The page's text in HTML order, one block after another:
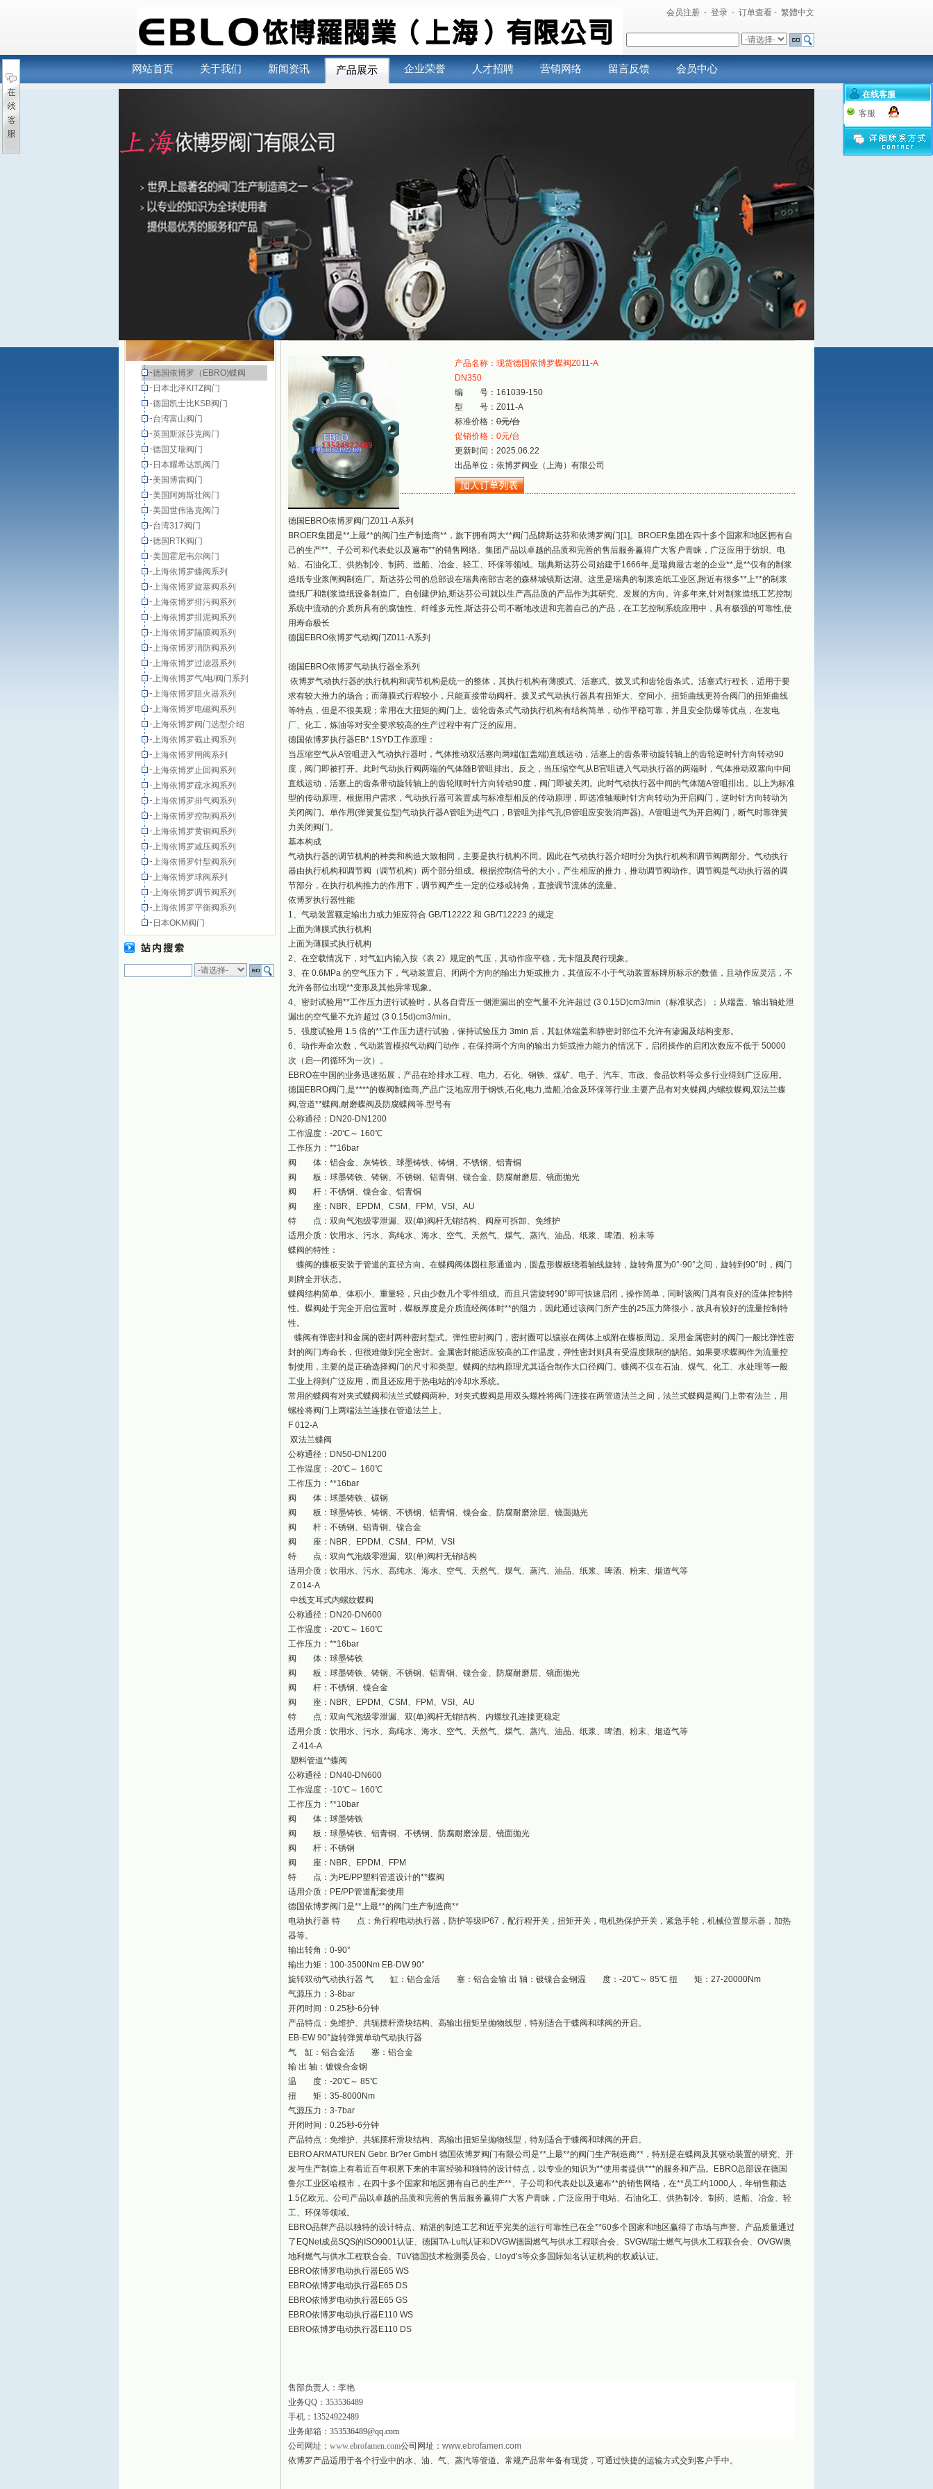
会员注册 - 登录 - 订单查看 - 繁體中文
网站首页 关于我们 新闻资讯 产品展示 企业荣誉 人才招聘 营销网络 留言反馈 会员中心
德国依博罗（EBRO)蝶阀
日本北泽KITZ阀门
德国凯士比KSB阀门
台湾富山阀门
英国斯派莎克阀门
德国艾瑞阀门
日本耀希达凯阀门
美国博雷阀门
美国阿姆斯壮阀门
美国世伟洛克阀门
台湾317阀门
德国RTK阀门
美国霍尼韦尔阀门
上海依博罗蝶阀系列
上海依博罗旋塞阀系列
上海依博罗排污阀系列
上海依博罗排泥阀系列
上海依博罗隔膜阀系列
上海依博罗消防阀系列
上海依博罗过滤器系列
上海依博罗气/电/阀门系列
上海依博罗阻火器系列
上海依博罗电磁阀系列
上海依博罗阀门选型介绍
上海依博罗截止阀系列
上海依博罗闸阀系列
上海依博罗止回阀系列
上海依博罗疏水阀系列
上海依博罗排气阀系列
上海依博罗控制阀系列
上海依博罗黄铜阀系列
上海依博罗减压阀系列
上海依博罗针型阀系列
上海依博罗球阀系列
上海依博罗调节阀系列
上海依博罗平衡阀系列
日本OKM阀门
首页 产品展示 德国依博罗（EBRO)蝶阀
产品名称：现货德国依博罗蝶阀Z011-A
DN350
编 号：161039-150
型 号：Z011-A
标准价格： 0元/台
促销价格：0元/台
更新时间：2025.06.22
出品单位：依博罗阀业（上海）有限公司
德国EBRO依博罗阀门Z011-A系列
BROER集团是**上最**的阀门生产制造商**，旗下拥有两大**阀门品牌斯达芬和依博罗阀门[1]。BROER集团在四十多个国家和地区拥有自
己的生产**、子公司和代表处以及遍布**的销售网络。集团产品以卓越的品质和完善的售后服务赢得广大客户青睐，广泛应用于纺织、电
站、石油化工、供热制冷、制药、造船、冶金、轻工、环保等领域。瑞典斯达芬公司始建于1666年,是瑞典最古老的企业**,是**仅有的制浆
造纸专业浆闸阀制造厂。斯达芬公司的总部设在瑞典南部古老的森林城镇斯达湖。这里是瑞典的制浆造纸工业区,附近有很多**上**的制浆
造纸厂和制浆造纸设备制造厂。自创建伊始,斯达芬公司就以生产高品质的产品作为其研究、发展的方向。许多年来,针对制浆造纸工艺控制
系统中流动的介质所具有的腐蚀性、纤维多元性,斯达芬公司不断地改进和完善自己的产品，在工艺控制系统应用中，具有极强的可靠性,使
用寿命极长
德国EBRO依博罗气动阀门Z011-A系列
德国EBRO依博罗气动执行器全系列
依博罗气动执行器的执行机构和调节机构是统一的整体，其执行机构有薄膜式、活塞式、拨叉式和齿轮齿条式。活塞式行程长，适用于要
求有较大推力的场合；而薄膜式行程较小，只能直接带动阀杆。拨叉式气动执行器具有扭矩大、空间小、扭矩曲线更符合阀门的扭矩曲线
等特点，但是不很美观；常用在大扭矩的阀门上。齿轮齿条式气动执行机构有结构简单，动作平稳可靠，并且安全防爆等优点，在发电
厂、化工，炼油等对安全要求较高的生产过程中有广泛的应用。
德国依博罗执行器EB*.1SYD工作原理：
当压缩空气从A管咀进入气动执行器时，气体推动双活塞向两端(缸盖端)直线运动，活塞上的齿条带动旋转轴上的齿轮逆时针方向转动90
度，阀门即被打开。此时气动执行阀两端的气体随B管咀排出。反之，当压缩空气从B官咀进入气动执行器的两端时，气体推动双塞向中间
直线运动，活塞上的齿条带动旋转轴上的齿轮顺时针方向转动90度，阀门即被关闭。此时气动执行器中间的气体随A管咀排出。以上为标准
型的传动原理。根据用户需求，气动执行器可装置成与标准型相反的传动原理，即选准轴顺时针方向转动为开启阀门，逆时针方向转动为
关闭阀门。单作用(弹簧复位型)气动执行器A管咀为进气口，B管咀为排气孔(B管咀应安装消声器)。A管咀进气为开启阀门，断气时靠弹簧
力关闭阀门。
基本构成
气动执行器的调节机构的种类和构造大致相同，主要是执行机构不同。因此在气动执行器介绍时分为执行机构和调节阀两部分。气动执行
器由执行机构和调节阀（调节机构）两个部分组成。根据控制信号的大小，产生相应的推力，推动调节阀动作。调节阀是气动执行器的调
节部分，在执行机构推力的作用下，调节阀产生一定的位移或转角，直接调节流体的流量。
依博罗执行器性能
1、气动装置额定输出力或力矩应符合 GB/T12222 和 GB/T12223 的规定
上面为薄膜式执行机构
上面为薄膜式执行机构
2、在空载情况下，对气缸内输入按《表 2》规定的气压，其动作应平稳，无卡阻及爬行现象。
3、在 0.6MPa 的空气压力下，气动装置启、闭两个方向的输出力矩或推力，其值应不小于气动装置标牌所标示的数值，且动作应灵活，不
允许各部位出现**变形及其他异常现象。
4、密封试验用**工作压力进行试验时，从各自背压一侧泄漏出的空气量不允许超过 (3 0.15D)cm3/min（标准状态）；从端盖、输出轴处泄
漏出的空气量不允许超过 (3 0.15d)cm3/min。
5、强度试验用 1.5 倍的**工作压力进行试验，保持试验压力 3min 后，其缸体端盖和静密封部位不允许有渗漏及结构变形。
6、动作寿命次数，气动装置模拟气动阀门动作，在保持两个方向的输出力矩或推力能力的情况下，启闭操作的启闭次数应不低于 50000
次（启—闭循环为一次）。
EBRO在中国的业务迅速拓展，产品在给排水工程、电力、石化、钢铁、煤矿、电子、汽车、市政、食品饮料等众多行业得到广泛应用。
德国EBRO阀门,是****的蝶阀制造商,产品广泛地应用于钢铁,石化,电力,造船,冶金及环保等行业.主要产品有对夹蝶阀,内螺纹蝶阀,双法兰蝶
阀,管道**蝶阀,耐磨蝶阀及防腐蝶阀等.型号有
公称通径：DN20-DN1200
工作温度：-20℃～ 160℃
工作压力：**16bar
阀 体：铝合金、灰铸铁、球墨铸铁、铸钢、不锈钢、铝青铜
阀 板：球墨铸铁、铸钢、不锈钢、铝青铜、镍合金、防腐耐磨层、镜面抛光
阀 杆：不锈钢、镍合金、铝青铜
阀 座：NBR、EPDM、CSM、FPM、VSI、AU
特 点：双向气泡级零泄漏、双(单)阀杆无销结构、阀座可拆卸、免维护
适用介质：饮用水、污水、高纯水、海水、空气、天然气、煤气、蒸汽、油品、纸浆、啤酒、粉末等
蝶阀的特性：
蝶阀的蝶板安装于管道的直径方向。在蝶阀阀体圆柱形通道内，圆盘形蝶板绕着轴线旋转，旋转角度为0°-90°之间，旋转到90°时，阀门
则牌全开状态。
蝶阀结构简单、体积小、重量轻，只由少数几个零件组成。而且只需旋转90°即可快速启闭，操作简单，同时该阀门具有良好的流体控制特
性。蝶阀处于完全开启位置时，蝶板厚度是介质流经阀体时**的阻力，因此通过该阀门所产生的25压力降很小，故具有较好的流量控制特
性。
蝶阀有弹密封和金属的密封两种密封型式。弹性密封阀门，密封圈可以镶嵌在阀体上或附在蝶板周边。采用金属密封的阀门一般比弹性密
封的阀门寿命长，但很难做到完全密封。金属密封能适应较高的工作温度，弹性密封则具有受温度限制的缺陷。如果要求蝶阀作为流量控
制使用，主要的是正确选择阀门的尺寸和类型。蝶阀的结构原理尤其适合制作大口径阀门。蝶阀不仅在石油、煤气、化工、水处理等一般
工业上得到广泛应用，而且还应用于热电站的冷却水系统。
常用的蝶阀有对夹式蝶阀和法兰式蝶阀两种。对夹式蝶阀是用双头螺栓将阀门连接在两管道法兰之间，法兰式蝶阀是阀门上带有法兰，用
螺栓将阀门上两端法兰连接在管道法兰上。
F 012-A
双法兰蝶阀
公称通径：DN50-DN1200
工作温度：-20℃～ 160℃
工作压力：**16bar
阀 体：球墨铸铁、碳钢
阀 板：球墨铸铁、铸钢、不锈钢、铝青铜、镍合金、防腐耐磨涂层、镜面抛光
阀 杆：不锈钢、铝青铜、镍合金
阀 座：NBR、EPDM、CSM、FPM、VSI
特 点：双向气泡级零泄漏、双(单)阀杆无销结构
适用介质：饮用水、污水、高纯水、海水、空气、天然气、煤气、蒸汽、油品、纸浆、啤酒、粉末、烟道气等
Z 014-A
中线支耳式内螺纹蝶阀
公称通径：DN20-DN600
工作温度：-20℃～ 160℃
工作压力：**16bar
阀 体：球墨铸铁
阀 板：球墨铸铁、铸钢、不锈钢、铝青铜、镍合金、防腐耐磨层、镜面抛光
阀 杆：不锈钢、镍合金
阀 座：NBR、EPDM、CSM、FPM、VSI、AU
特 点：双向气泡级零泄漏、双(单)阀杆无销结构、内螺纹孔连接更稳定
适用介质：饮用水、污水、高纯水、海水、空气、天然气、煤气、蒸汽、油品、纸浆、啤酒、粉末、烟道气等
Z 414-A
塑料管道**蝶阀
公称通径：DN40-DN600
工作温度：-10℃～ 160℃
工作压力：**10bar
阀 体：球墨铸铁
阀 板：球墨铸铁、铝青铜、不锈钢、防腐耐磨涂层、镜面抛光
阀 杆：不锈钢
阀 座：NBR、EPDM、FPM
特 点：为PE/PP塑料管道设计的**蝶阀
适用介质：PE/PP管道配套使用
德国依博罗阀门是**上最**的阀门生产制造商**
电动执行器 特 点：角行程电动执行器，防护等级IP67，配行程开关，扭矩开关，电机热保护开关，紧急手轮，机械位置显示器，加热
器等。
输出转角：0-90°
输出力矩：100-3500Nm EB-DW 90°
旋转双动气动执行器 气 缸：铝合金活 塞：铝合金输 出 轴：镀镍合金钢温 度：-20℃～ 85℃ 扭 矩：27-20000Nm
气源压力：3-8bar
开闭时间：0.25秒-6分钟
产品特点：免维护、共轭摆杆滑块结构、高输出扭矩呈抛物线型，特别适合于蝶阀和球阀的开启。
EB-EW 90°旋转弹簧单动气动执行器
气 缸：铝合金活 塞：铝合金
输 出 轴：镀镍合金钢
温 度：-20℃～ 85℃
扭 矩：35-8000Nm
气源压力：3-7bar
开闭时间：0.25秒-6分钟
产品特点：免维护、共轭摆杆滑块结构、高输出扭矩呈抛物线型，特别适合于蝶阀和球阀的开启。
EBRO ARMATUREN Gebr. Br?er GmbH 德国依博罗阀门有限公司是**上最**的阀门生产制造商**，特别是在蝶阀及其驱动装置的研究、开
发与生产制造上有着近百年积累下来的丰富经验和独特的设计特点，以专业的知识为**使用者提供***的服务和产品。EBRO总部设在德国
鲁尔工业区哈根市，在四十多个国家和地区拥有自己的生产**、子公司和代表处以及遍布**的销售网络，在**员工约1000人，年销售额达
1.5亿欧元。公司产品以卓越的品质和完善的售后服务赢得广大客户青睐，广泛应用于电站、石油化工、供热制冷、制药、造船、冶金、轻
工、环保等领域。
EBRO品牌产品以独特的设计特点、精湛的制造工艺和近乎完美的运行可靠性已在全**60多个国家和地区赢得了市场与声誉。产品质量通过
了EQNet成员SQS的ISO9001认证、德国TA-Luft认证和DVGW德国燃气与供水工程联合会、SVGW瑞士燃气与供水工程联合会、OVGW奥
地利燃气与供水工程联合会、TüV德国技术检测委员会、Lloyd’s等众多国际知名认证机构的权威认证。
EBRO依博罗电动执行器E65 WS
EBRO依博罗电动执行器E65 DS
EBRO依博罗电动执行器E65 GS
EBRO依博罗电动执行器E110 WS
EBRO依博罗电动执行器E110 DS
售部负责人：李艳
业务QQ ： 353536489
手机： 13524922489
业务邮箱： 353536489@qq.com
公司网址： www.ebrofamen.com公司网址： www.ebrofamen.com
依博罗产品适用于各个行业中的水、油、气、蒸汽等管道。常规产品常年备有现货，可通过快捷的运输方式交到客户手中。
在线客服
客服